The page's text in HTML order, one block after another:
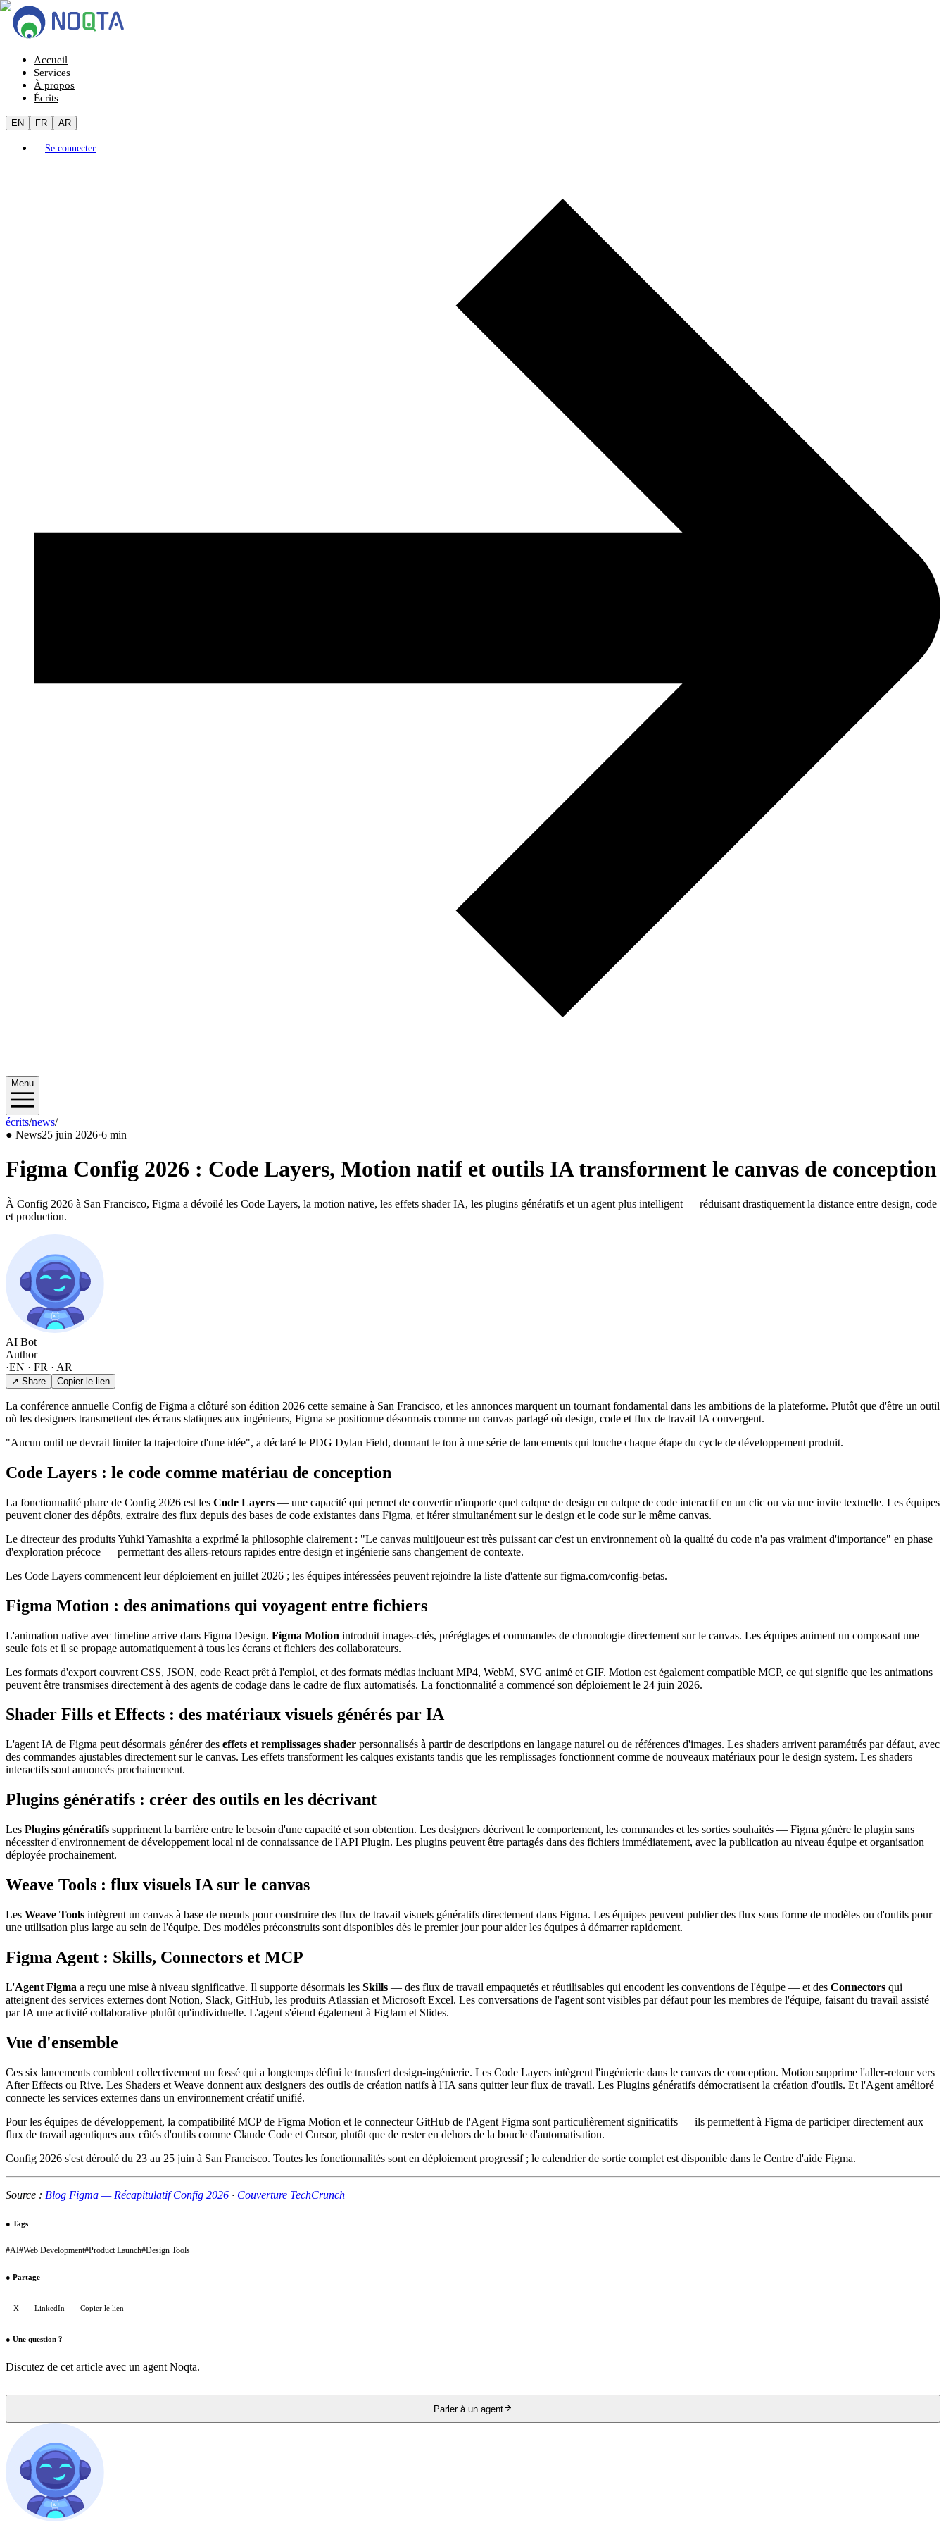
Accueil
Services
À propos
Écrits
EN FR AR
Se connecter
Menu
écrits/news/2026/06
● News25 juin 2026·6 min
Figma Config 2026 : Code Layers, Motion natif et outils IA transforment le canvas de conception
À Config 2026 à San Francisco, Figma a dévoilé les Code Layers, la motion native, les effets shader IA, les plugins génératifs et un agent plus intelligent — réduisant drastiquement la distance entre design, code
et production.
AI Bot
Author
·EN · FR · AR
↗ Share Copier le lien
La conférence annuelle Config de Figma a clôturé son édition 2026 cette semaine à San Francisco, et les annonces marquent un tournant fondamental dans les ambitions de la plateforme. Plutôt que d'être un outil
où les designers transmettent des écrans statiques aux ingénieurs, Figma se positionne désormais comme un canvas partagé où design, code et flux de travail IA convergent.
"Aucun outil ne devrait limiter la trajectoire d'une idée", a déclaré le PDG Dylan Field, donnant le ton à une série de lancements qui touche chaque étape du cycle de développement produit.
Code Layers : le code comme matériau de conception
La fonctionnalité phare de Config 2026 est les Code Layers — une capacité qui permet de convertir n'importe quel calque de design en calque de code interactif en un clic ou via une invite textuelle. Les équipes
peuvent cloner des dépôts, extraire des flux depuis des bases de code existantes dans Figma, et itérer simultanément sur le design et le code sur le même canvas.
Le directeur des produits Yuhki Yamashita a exprimé la philosophie clairement : "Le canvas multijoueur est très puissant car c'est un environnement où la qualité du code n'a pas vraiment d'importance" en phase
d'exploration précoce — permettant des allers-retours rapides entre design et ingénierie sans changement de contexte.
Les Code Layers commencent leur déploiement en juillet 2026 ; les équipes intéressées peuvent rejoindre la liste d'attente sur figma.com/config-betas.
Figma Motion : des animations qui voyagent entre fichiers
L'animation native avec timeline arrive dans Figma Design. Figma Motion introduit images-clés, préréglages et commandes de chronologie directement sur le canvas. Les équipes animent un composant une
seule fois et il se propage automatiquement à tous les écrans et fichiers des collaborateurs.
Les formats d'export couvrent CSS, JSON, code React prêt à l'emploi, et des formats médias incluant MP4, WebM, SVG animé et GIF. Motion est également compatible MCP, ce qui signifie que les animations
peuvent être transmises directement à des agents de codage dans le cadre de flux automatisés. La fonctionnalité a commencé son déploiement le 24 juin 2026.
Shader Fills et Effects : des matériaux visuels générés par IA
L'agent IA de Figma peut désormais générer des effets et remplissages shader personnalisés à partir de descriptions en langage naturel ou de références d'images. Les shaders arrivent paramétrés par défaut, avec
des commandes ajustables directement sur le canvas. Les effets transforment les calques existants tandis que les remplissages fonctionnent comme de nouveaux matériaux pour le design system. Les shaders
interactifs sont annoncés prochainement.
Plugins génératifs : créer des outils en les décrivant
Les Plugins génératifs suppriment la barrière entre le besoin d'une capacité et son obtention. Les designers décrivent le comportement, les commandes et les sorties souhaités — Figma génère le plugin sans
nécessiter d'environnement de développement local ni de connaissance de l'API Plugin. Les plugins peuvent être partagés dans des fichiers immédiatement, avec la publication au niveau équipe et organisation
déployée prochainement.
Weave Tools : flux visuels IA sur le canvas
Les Weave Tools intègrent un canvas à base de nœuds pour construire des flux de travail visuels génératifs directement dans Figma. Les équipes peuvent publier des flux sous forme de modèles ou d'outils pour
une utilisation plus large au sein de l'équipe. Des modèles préconstruits sont disponibles dès le premier jour pour aider les équipes à démarrer rapidement.
Figma Agent : Skills, Connectors et MCP
L'Agent Figma a reçu une mise à niveau significative. Il supporte désormais les Skills — des flux de travail empaquetés et réutilisables qui encodent les conventions de l'équipe — et des Connectors qui
atteignent des services externes dont Notion, Slack, GitHub, les produits Atlassian et Microsoft Excel. Les conversations de l'agent sont visibles par défaut pour les membres de l'équipe, faisant du travail assisté
par IA une activité collaborative plutôt qu'individuelle. L'agent s'étend également à FigJam et Slides.
Vue d'ensemble
Ces six lancements comblent collectivement un fossé qui a longtemps défini le transfert design-ingénierie. Les Code Layers intègrent l'ingénierie dans le canvas de conception. Motion supprime l'aller-retour vers
After Effects ou Rive. Les Shaders et Weave donnent aux designers des outils de création natifs à l'IA sans quitter leur flux de travail. Les Plugins génératifs démocratisent la création d'outils. Et l'Agent amélioré
connecte les services externes dans un environnement créatif unifié.
Pour les équipes de développement, la compatibilité MCP de Figma Motion et le connecteur GitHub de l'Agent Figma sont particulièrement significatifs — ils permettent à Figma de participer directement aux
flux de travail agentiques aux côtés d'outils comme Claude Code et Cursor, plutôt que de rester en dehors de la boucle d'automatisation.
Config 2026 s'est déroulé du 23 au 25 juin à San Francisco. Toutes les fonctionnalités sont en déploiement progressif ; le calendrier de sortie complet est disponible dans le Centre d'aide Figma.
Source : Blog Figma — Récapitulatif Config 2026 · Couverture TechCrunch
● Tags
#AI#Web Development#Product Launch#Design Tools
● Partage
X LinkedIn Copier le lien
● Une question ?
Discutez de cet article avec un agent Noqta.
Parler à un agent